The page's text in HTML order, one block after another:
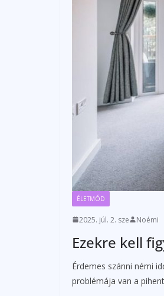
ÉLETMÓD
2025. júl. 2. sze Noémi
Ezekre kell
Érdemes szánni némi
problémája van a